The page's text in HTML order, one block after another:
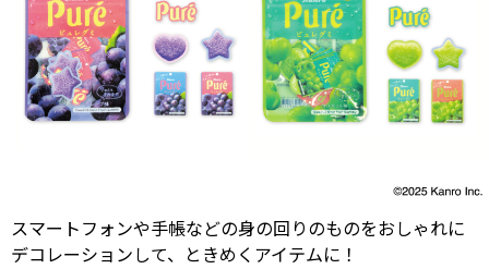
スマートフォンや手帳などの身の回りのものをおしゃれに
デコレーションして、ときめくアイテムに！